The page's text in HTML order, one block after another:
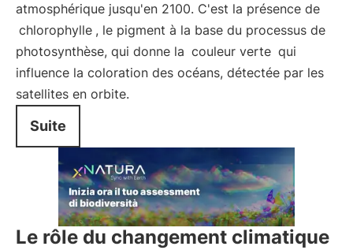
atmosphérique jusqu'en 2100. C'est la présence de
chlorophylle , le pigment à la base du processus de
photosynthèse, qui donne la couleur verte qui
influence la coloration des océans, détectée par les
satellites en orbite.
Suite
Le rôle du changement climatique